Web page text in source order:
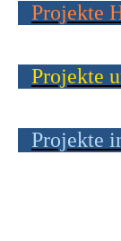
Projekte
Projekte
Projekte